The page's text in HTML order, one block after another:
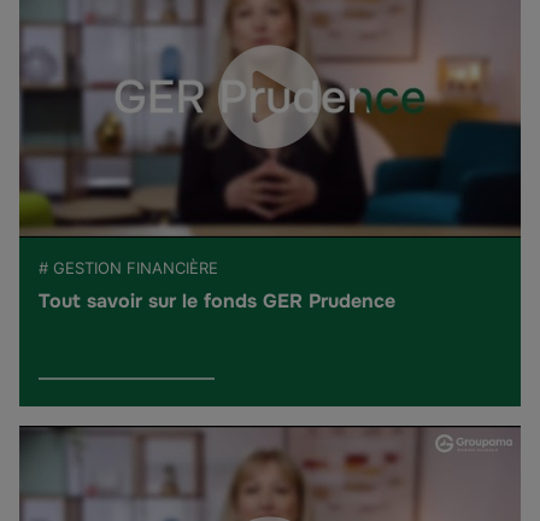
# GESTION FINANCIÈRE
Tout savoir sur le fonds GER Prudence